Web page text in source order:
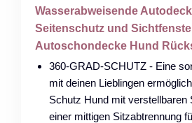
Wasserabweisende
Seitenschutz und
Autoschondecke Hund
360-GRAD-SCHUTZ - Eine
mit deinen Lieblingen
Schutz Hund mit verstellbaren
einer mittigen Sitzabtrennung